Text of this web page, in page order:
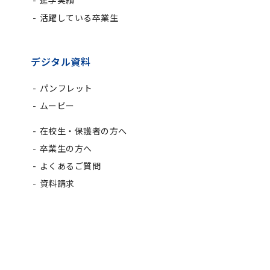
活躍している卒業生
デジタル資料
パンフレット
ムービー
在校生・保護者の方へ
卒業生の方へ
よくあるご質問
資料請求